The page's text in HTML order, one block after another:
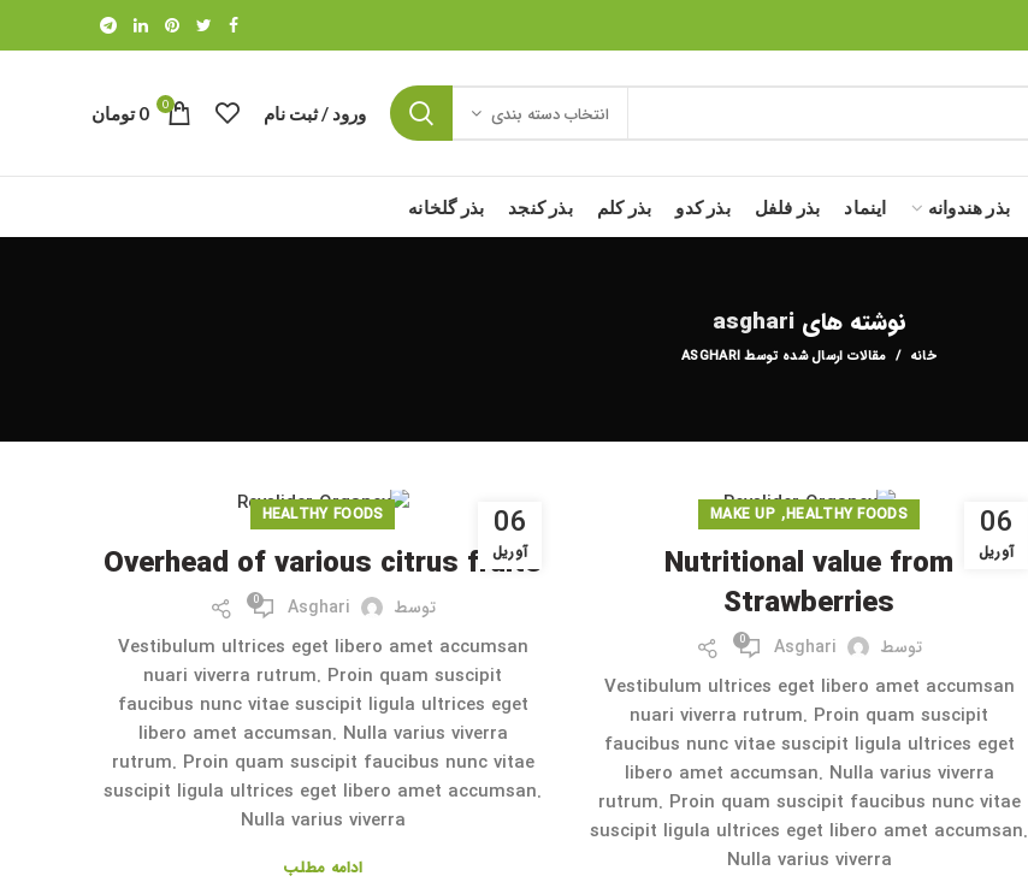
انتخاب دسته بندی ورود / ثبت نام 0
0 تومان
بذر هندوانه اینماد بذر فلفل بذر کدو بذر کلم بذر کنجد بذر گلخانه
نوشته هایasghari
خانه مقالات ارسال شده توسط ASGHARI
06
آوریل
HEALTHY FOODS
,
MAKE UP
Nutritional value from
Strawberries
توسط Asghari
0
Vestibulum ultrices eget libero amet accumsan
nuari viverra rutrum. Proin quam suscipit
faucibus nunc vitae suscipit ligula ultrices eget
libero amet accumsan. Nulla varius viverra
rutrum. Proin quam suscipit faucibus nunc vitae
suscipit ligula ultrices eget libero amet accumsan.
Nulla varius viverra
06
آوریل
HEALTHY FOODS
Overhead of various citrus fruits
توسط Asghari
0
Vestibulum ultrices eget libero amet accumsan
nuari viverra rutrum. Proin quam suscipit
faucibus nunc vitae suscipit ligula ultrices eget
libero amet accumsan. Nulla varius viverra
rutrum. Proin quam suscipit faucibus nunc vitae
suscipit ligula ultrices eget libero amet accumsan.
Nulla varius viverra
ادامه مطلب